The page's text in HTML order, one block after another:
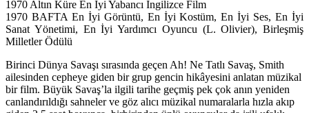
1970 Altın Küre En İyi Yabancı İngilizce Film
1970 BAFTA En İyi Görüntü, En İyi Kostüm, En İyi Ses, En İyi
Sanat Yönetimi, En İyi Yardımcı Oyuncu (L. Olivier), Birleşmiş
Milletler Ödülü
Birinci Dünya Savaşı sırasında geçen Ah! Ne Tatlı Savaş, Smith
ailesinden cepheye giden bir grup gencin hikâyesini anlatan müzikal
bir film. Büyük Savaş’la ilgili tarihe geçmiş pek çok anın yeniden
canlandırıldığı sahneler ve göz alıcı müzikal numaralarla hızla akıp